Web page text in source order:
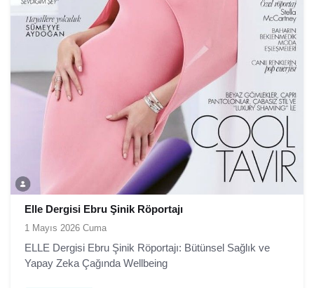
Elle Dergisi Ebru Şinik Röportajı
1 Mayıs 2026 Cuma
ELLE Dergisi Ebru Şinik Röportajı: Bütünsel Sağlık ve
Yapay Zeka Çağında Wellbeing